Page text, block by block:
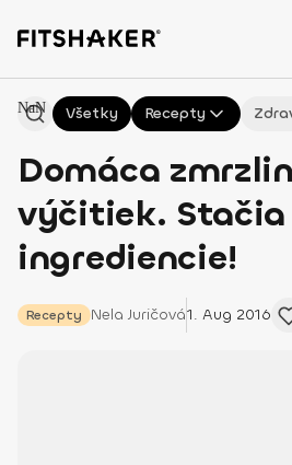
Všetky Recepty
Domáca
výčitiek.
ingrediencie!
Recepty Nela Juričová1. Aug 2016
NaN